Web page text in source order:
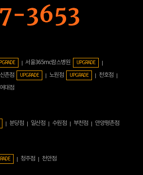
서울365mc람스병원 UPGRADE
신촌점 UPGRADE 노원점 UPGRADE
천호점
대점
분당점 일산점 수원점 부천점 안양평촌점
청주점 천안점